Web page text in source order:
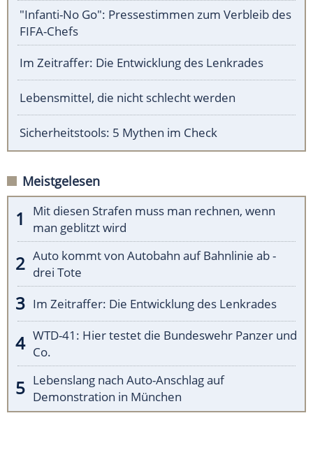
"Infanti-No Go": Pressestimmen zum Verbleib des
FIFA-Chefs
Im Zeitraffer: Die Entwicklung des Lenkrades
Lebensmittel, die nicht schlecht werden
Sicherheitstools: 5 Mythen im Check
Meistgelesen
Mit diesen Strafen muss man rechnen, wenn
man geblitzt wird
Auto kommt von Autobahn auf Bahnlinie ab -
drei Tote
Im Zeitraffer: Die Entwicklung des Lenkrades
WTD-41: Hier testet die Bundeswehr Panzer und
Co.
Lebenslang nach Auto-Anschlag auf
Demonstration in München